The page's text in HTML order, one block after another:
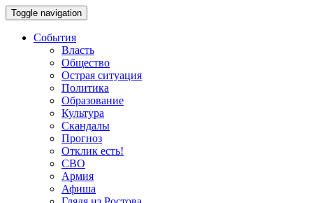
Toggle navigation
События
Власть
Общество
Острая ситуация
Политика
Образование
Культура
Скандалы
Прогноз
Отклик есть!
СВО
Армия
Афиша